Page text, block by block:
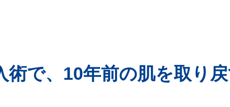
術で、10年前の肌を取り